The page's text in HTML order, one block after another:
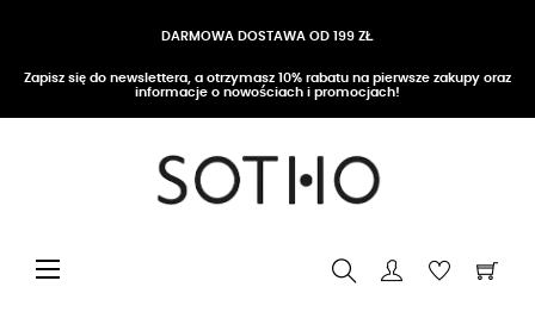
DARMOWA DOSTAWA OD 199 ZŁ
Zapisz się do newslettera, a otrzymasz 10% rabatu na pierwsze zakupy oraz
informacje o nowościach i promocjach!
Przełącz nawigację
☰